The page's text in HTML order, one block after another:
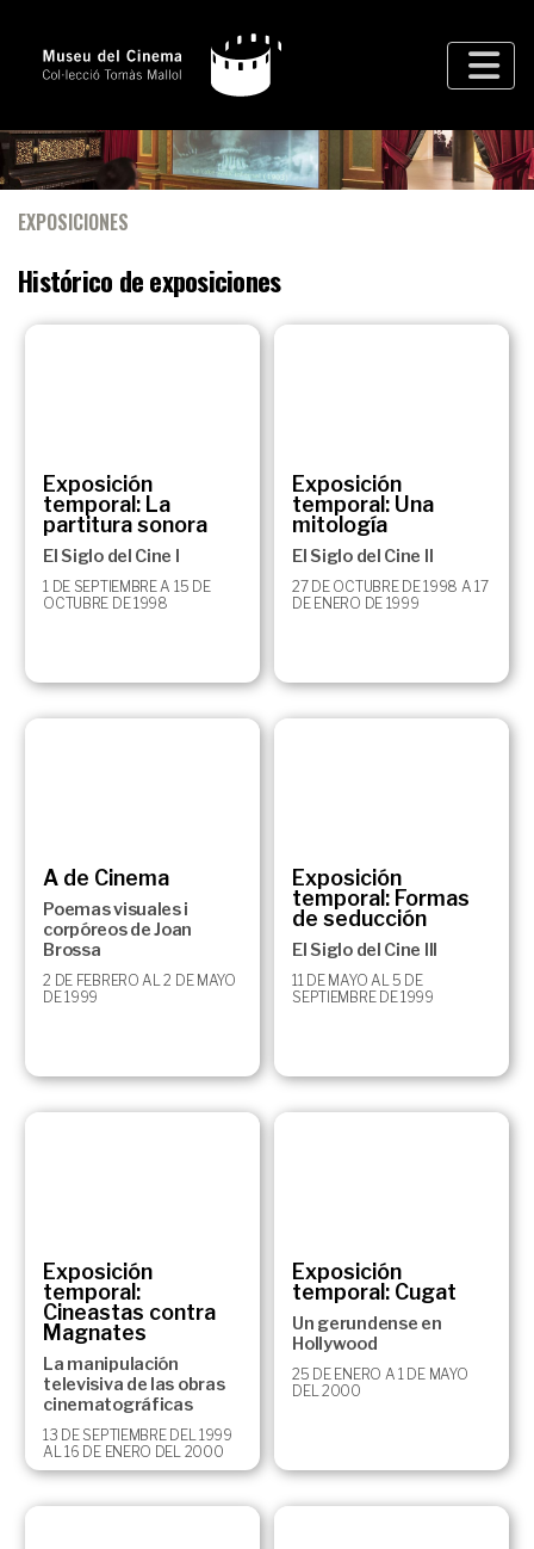
EXPOSICIONES
Histórico de exposiciones
Exposición
temporal: La
partitura sonora
El Siglo del Cine I
1 DE SEPTIEMBRE A 15 DE
OCTUBRE DE 1998
Exposición
temporal: Una
mitología
El Siglo del Cine II
27 DE OCTUBRE DE 1998 A 17
DE ENERO DE 1999
A de Cinema
Poemas visuales i
corpóreos de Joan
Brossa
2 DE FEBRERO AL 2 DE MAYO
DE 1999
Exposición
temporal: Formas
de seducción
El Siglo del Cine III
11 DE MAYO AL 5 DE
SEPTIEMBRE DE 1999
Exposición
temporal:
Cineastas contra
Magnates
La manipulación
televisiva de las obras
cinematográficas
13 DE SEPTIEMBRE DEL 1999
AL 16 DE ENERO DEL 2000
Exposición
temporal: Cugat
Un gerundense en
Hollywood
25 DE ENERO A 1 DE MAYO
DEL 2000